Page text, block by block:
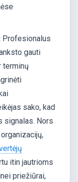
Profesionalus
gauti
terminų
sako, kad
signalas. Nors
itin jautrioms
priežiūrai,